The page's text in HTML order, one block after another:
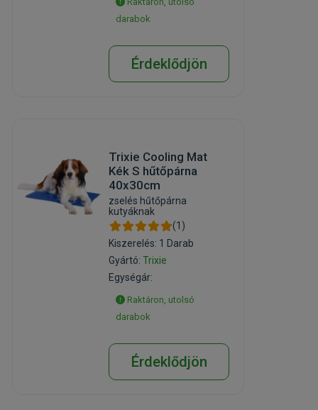
darabok
Érdeklődjön
Trixie Cooling Mat
Kék S hűtőpárna
40x30cm
zselés hűtőpárna
kutyáknak
(1)
Kiszerelés: 1 Darab
Gyártó:Trixie
Egységár:
Raktáron, utolsó
darabok
Érdeklődjön